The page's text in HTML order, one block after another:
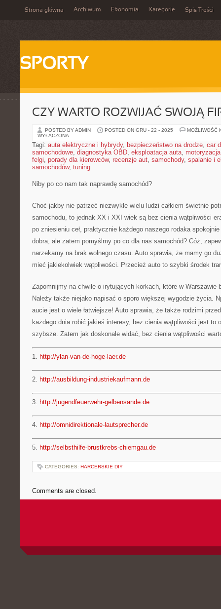
Strona główna Archiwum Ekonomia Kategorie Spis Treści
SPORTY
CZY WARTO ROZWIJAĆ SWOJĄ
POSTED BY ADMIN POSTED ON GRU - 22 - 2025
MOŻLIWOŚĆ
WYŁĄCZONA
Tagi: auta elektryczne i hybrydy, bezpieczeństwo na drodze, car
samochodowe, diagnostyka OBD, eksploatacja auta, motoryzacja
felgi, porady dla kierowców, recenzje aut, samochody, spalanie i
samochodów, tuning
Niby po co nam tak naprawdę samochód?
Choć jakby nie patrzeć niezwykle wielu ludzi całkiem świetnie
samochodu, to jednak XX i XXI wiek są bez cienia wątpliwości
po zniesieniu ceł, praktycznie każdego naszego rodaka
dobra, ale zatem pomyślmy po co dla nas samochód? Cóż,
narzekamy na brak wolnego czasu. Auto sprawia, że mamy go
mieć jakiekolwiek wątpliwości. Przecież auto to szybki środek
Zapomnijmy na chwilę o irytujących korkach, które w Warszawie
Należy także niejako napisać o sporo większej wygodzie życia.
aucie jest o wiele łatwiejsze! Auto sprawia, że także rodzimi
każdego dnia robić jakieś interesy, bez cienia wątpliwości jest to
szybsze. Zatem jak doskonale widać, bez cienia wątpliwości
1. http://ylan-van-de-hoge-laer.de
2. http://ausbildung-industriekaufmann.de
3. http://jugendfeuerwehr-gelbensande.de
4. http://omnidirektionale-lautsprecher.de
5. http://selbsthilfe-brustkrebs-chiemgau.de
CATEGORIES: HARCERSKIE DIY
Comments are closed.